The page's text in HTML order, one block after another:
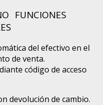
FUNCIONES
del efectivo en el
de venta.
código de acceso
devolución de cambio.